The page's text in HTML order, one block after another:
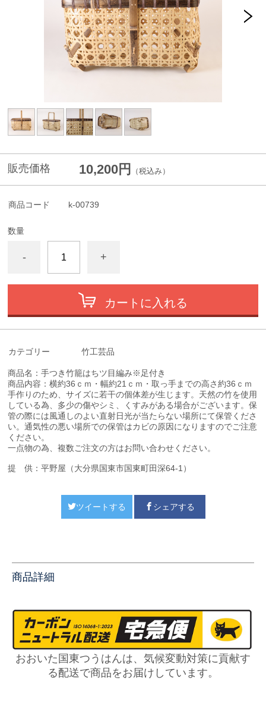
販売価格 10,200円 （税込み）
商品コード k-00739
数量
- +
カートに入れる
カテゴリー 竹工芸品
商品名：手つき竹籠はちツ目編み※足付き
商品内容：横約36ｃｍ・幅約21ｃｍ・取っ手までの高さ約36ｃｍ
手作りのため、サイズに若干の個体差が生じます。天然の竹を使用
している為、多少の傷やシミ、くすみがある場合がございます。保
管の際には風通しのよい直射日光が当た らない場所にて保管くださ
い。通気性の悪い場所での保管はカビの原因になりますのでご注意
ください。
一点物の為、複数ご注文の方はお問い合わせください。
提 供：平野屋（大分県国東市国東町田深64-1）
ツイートする シェアする
商品詳細
おおいた国東つうはんは、気候変動対策に貢献す
る配送で商品をお届けしています。